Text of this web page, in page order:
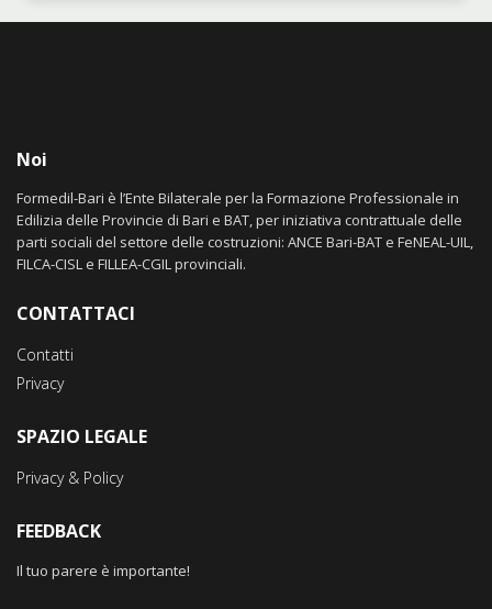
Noi
Formedil-Bari è l’Ente Bilaterale per la Formazione Professionale in
Edilizia delle Provincie di Bari e BAT, per iniziativa contrattuale delle
parti sociali del settore delle costruzioni: ANCE Bari-BAT e FeNEAL-UIL,
FILCA-CISL e FILLEA-CGIL provinciali.
CONTATTACI
Contatti
Privacy
SPAZIO LEGALE
Privacy & Policy
FEEDBACK
Il tuo parere è importante!